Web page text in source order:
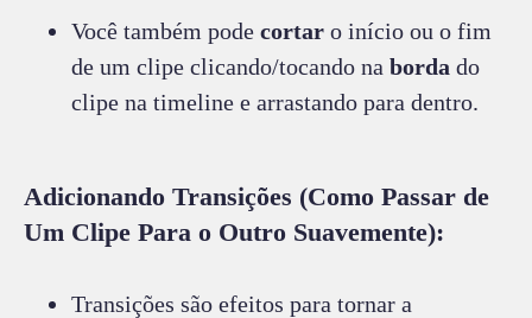
Você também pode cortar o início ou o fim
de um clipe clicando/tocando na borda do
clipe na timeline e arrastando para dentro.
Adicionando Transições (Como Passar de
Um Clipe Para o Outro Suavemente):
Transições são efeitos para tornar a